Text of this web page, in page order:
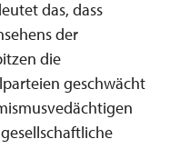
das, dass
der
die
geschwächt